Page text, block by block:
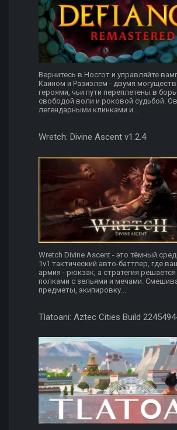
Вернитесь в Носгот и управляйте
Каином и Разиэлем - двумя
героями, чьи пути переплетены в
свободой воли и роковой судьбой.
легендарными клинками и...
Wretch: Divine Ascent v1.2.4
Wretch Divine Ascent - это тёмный
1v1 тактический авто-баттлер, где
армия - рюкзак, а стратегия
полками с зельями и мечами.
предметы, экипировку...
Tlatoani: Aztec Cities Build